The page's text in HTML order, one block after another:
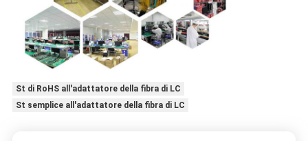
St di RoHS all'adattatore della fibra di LC
St semplice all'adattatore della fibra di LC